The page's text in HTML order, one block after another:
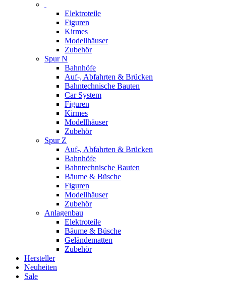
Elektroteile
Figuren
Kirmes
Modellhäuser
Zubehör
Spur N
Bahnhöfe
Auf-, Abfahrten & Brücken
Bahntechnische Bauten
Car System
Figuren
Kirmes
Modellhäuser
Zubehör
Spur Z
Auf-, Abfahrten & Brücken
Bahnhöfe
Bahntechnische Bauten
Bäume & Büsche
Figuren
Modellhäuser
Zubehör
Anlagenbau
Elektroteile
Bäume & Büsche
Geländematten
Zubehör
Hersteller
Neuheiten
Sale